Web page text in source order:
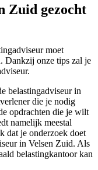
Zuid gezocht
moet
Dankzij onze tips zal je
belastingadviseur in
die je nodig
opdrachten die je wilt
namelijk meestal
dat je onderzoek doet
in Velsen Zuid. Als
belastingkantoor kan